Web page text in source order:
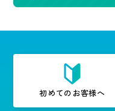
初めてのお客様へ